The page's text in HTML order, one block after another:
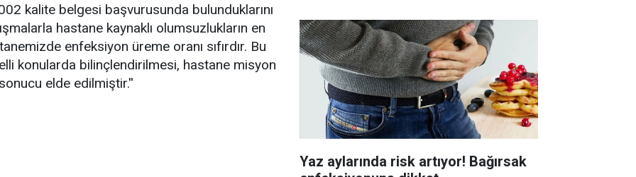
kalite belgesi başvurusunda bulunduklarını
hastane kaynaklı olumsuzlukların en
enfeksiyon üreme oranı sıfırdır. Bu
konularda bilinçlendirilmesi, hastane misyon
elde edilmiştir.''
Yaz aylarında risk artıyor! Bağırsak